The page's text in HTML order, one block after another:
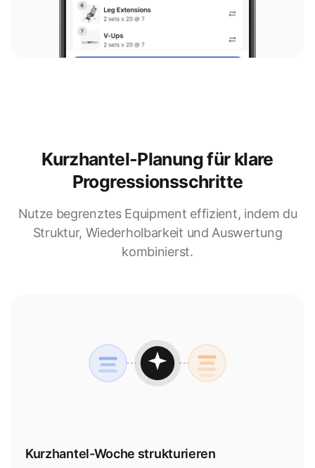
Kurzhantel-Planung für klare
Progressionsschritte
Nutze begrenztes Equipment effizient, indem du
Struktur, Wiederholbarkeit und Auswertung
kombinierst.
Kurzhantel-Woche strukturieren